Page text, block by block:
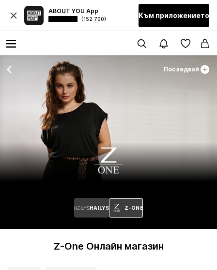
ABOUT YOU App
(152 700) Към приложението
Последвай
HAILYS Z-ONE
Z-One Онлайн магазин